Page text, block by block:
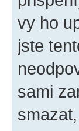
vy ho
jste
sami